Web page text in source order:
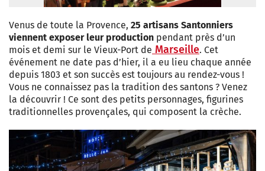
Venus de toute la Provence, 25 artisans Santonniers
viennent exposer leur production pendant près d’un
mois et demi sur le Vieux-Port de Marseille. Cet
événement ne date pas d’hier, il a eu lieu chaque année
depuis 1803 et son succès est toujours au rendez-vous !
Vous ne connaissez pas la tradition des santons ? Venez
la découvrir ! Ce sont des petits personnages, figurines
traditionnelles provençales, qui composent la crèche.